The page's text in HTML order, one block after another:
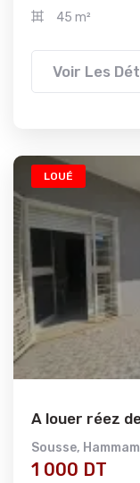
45 m²
Voir Les
LOUÉ
A louer réez
Sousse,
1 000 DT